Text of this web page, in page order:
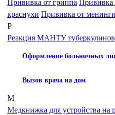
Прививка от гриппа Прививка
краснухи Прививка от
Р
Реакция МАНТУ
Оформление больничных
Вызов врача на дом
М
Медкнижка для устройства на